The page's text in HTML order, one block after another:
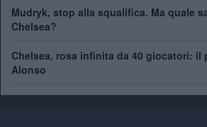
Mudryk, stop alla squalifica. Ma quale
Chelsea?
Chelsea, rosa infinita da 40 giocatori: il
Alonso